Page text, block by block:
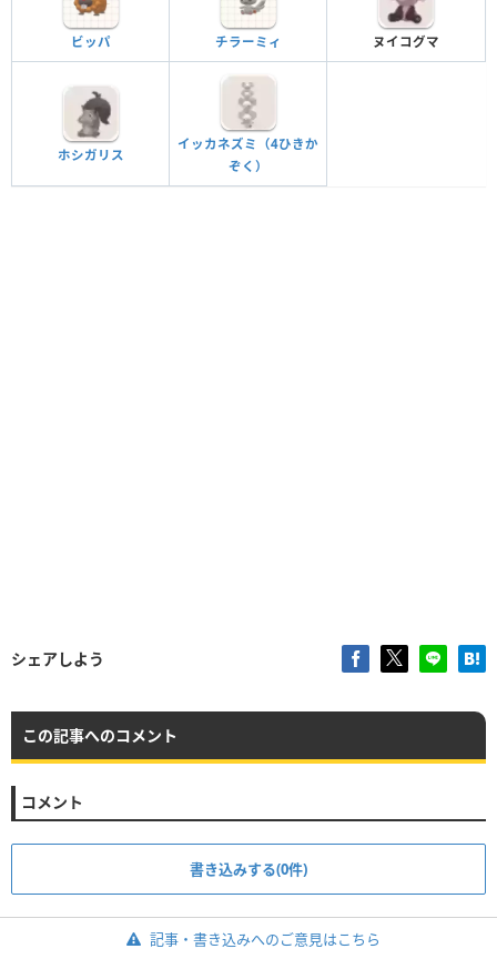
ビッパ チラーミィ ヌイコグマ
ホシガリス
イッカネズミ（4ひきか
ぞく）
シェアしよう
この記事へのコメント
コメント
書き込みする(0件)
記事・書き込みへのご意見はこちら